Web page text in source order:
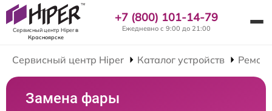
Сервисный центр Hiperв
Красноярске
+7 (800) 101-14-79
Ежедневно с 9:00 до 21:00
Сервисный центр Hiper Каталог устройств
Замена фары